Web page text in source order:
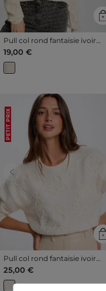
Pull col rond fantaisie ivoire
femme
19,00 €
PETIT PRIX
Previous
Pull col rond fantaisie ivoire
femme
25,00 €